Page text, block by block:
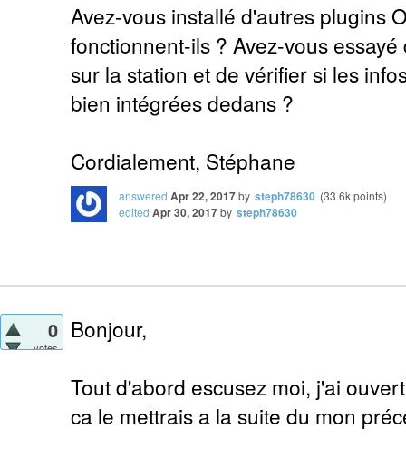
Avez-vous installé d'autres plugins
fonctionnent-ils ? Avez-vous
sur la station et de vérifier si les
bien intégrées dedans ?
Cordialement, Stéphane
answered Apr 22, 2017by steph78630 (33.6kpoints)
edited Apr 30, 2017by steph78630
0
votes
Bonjour,
Tout d'abord escusez moi, j'ai
ca le mettrais a la suite du mon